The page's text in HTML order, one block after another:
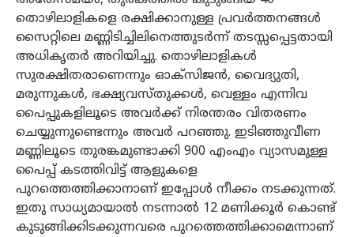
തൊഴിലാളികളെ രക്ഷിക്കാനുള്ള പ്രവര്‍ത്തനങ്ങള്‍
സൈറ്റിലെ മണ്ണിടിച്ചിലിനെത്തുടര്‍ന്ന് തടസ്സപ്പെട്ടതായി
അധികൃതര്‍ അറിയിച്ചു. തൊഴിലാളികള്‍
സുരക്ഷിതരാണെന്നും ഓക്‌സിജന്‍, വൈദ്യുതി,
മരുന്നുകള്‍, ഭക്ഷ്യവസ്തുക്കള്‍, വെള്ളം എന്നിവ
പൈപ്പുകളിലൂടെ അവര്‍ക്ക് നിരന്തരം വിതരണം
ചെയ്യുന്നുണ്ടെന്നും അവര്‍ പറഞ്ഞു. ഇടിഞ്ഞുവീണ
മണ്ണിലൂടെ തുരങ്കമുണ്ടാക്കി 900 എംഎം വ്യാസമുള്ള
പൈപ്പ് കടത്തിവിട്ട് ആളുകളെ
പുറത്തെത്തിക്കാനാണ് ഇപ്പോൾ നീക്കം നടക്കുന്നത്.
ഇതു സാധ്യമായാൽ നടന്നാൽ 12 മണിക്കൂർ കൊണ്ട്
കുടുങ്ങിക്കിടക്കുന്നവരെ പുറത്തെത്തിക്കാമെന്നാണ്